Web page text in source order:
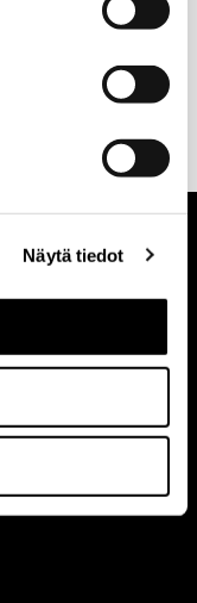
Näytä tiedot
Turvallinen